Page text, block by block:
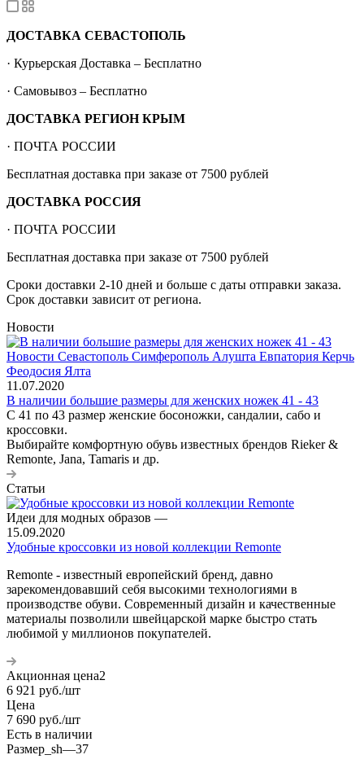
ДОСТАВКА СЕВАСТОПОЛЬ
· Курьерская Доставка – Бесплатно
· Самовывоз – Бесплатно
ДОСТАВКА РЕГИОН КРЫМ
· ПОЧТА РОССИИ
Бесплатная доставка при заказе от 7500 рублей
ДОСТАВКА РОССИЯ
· ПОЧТА РОССИИ
Бесплатная доставка при заказе от 7500 рублей
Сроки доставки 2-10 дней и больше с даты отправки заказа.
Срок доставки зависит от региона.
Новости
11.07.2020
В наличии большие размеры для женских ножек 41 - 43
С 41 по 43 размер женские босоножки, сандалии, сабо и
кроссовки.
Выбирайте комфортную обувь известных брендов Rieker &
Remonte, Jana, Tamaris и др.
Статьи
Идеи для модных образов —
15.09.2020
Удобные кроссовки из новой коллекции Remonte
Remonte - известный европейский бренд, давно
зарекомендовавший себя высокими технологиями в
производстве обуви. Современный дизайн и качественные
материалы позволили швейцарской марке быстро стать
любимой у миллионов покупателей.
Акционная цена2
6 921 руб./шт
Цена
7 690 руб./шт
Есть в наличии
Размер_sh—37